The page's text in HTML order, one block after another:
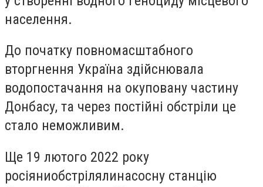
населення.
До початку повномасштабного
вторгнення Україна здійснювала
водопостачання на окуповану частину
Донбасу, та через постійні обстріли це
стало неможливим.
Ще 19 лютого 2022 року
росіяниобстрілялинасосну станцію